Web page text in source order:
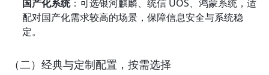
国产化系统：可选银河麒麟、统信 UOS、鸿蒙系统，适
配对国产化需求较高的场景，保障信息安全与系统稳
定。
（二）经典与定制配置，按需选择